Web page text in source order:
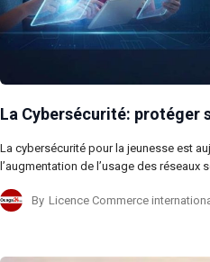
La Cybersécurité: protéger
La cybersécurité pour la jeunesse est
l’augmentation de l’usage des réseaux
By Licence Commerce